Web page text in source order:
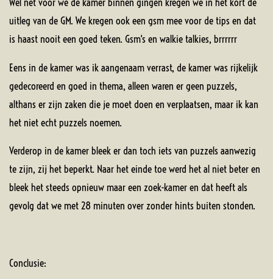
Wel net voor we de kamer binnen gingen kregen we in het kort de
uitleg van de GM. We kregen ook een gsm mee voor de tips en dat
is haast nooit een goed teken. Gsm's en walkie talkies, brrrrrr
Eens in de kamer was ik aangenaam verrast, de kamer was rijkelijk
gedecoreerd en goed in thema, alleen waren er geen puzzels,
althans er zijn zaken die je moet doen en verplaatsen, maar ik kan
het niet echt puzzels noemen.
Verderop in de kamer bleek er dan toch iets van puzzels aanwezig
te zijn, zij het beperkt. Naar het einde toe werd het al niet beter en
bleek het steeds opnieuw maar een zoek-kamer en dat heeft als
gevolg dat we met 28 minuten over zonder hints buiten stonden.
Conclusie: